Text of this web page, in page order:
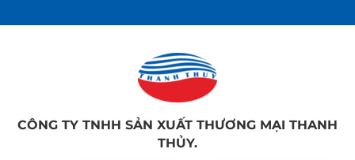
CÔNG TY TNHH SẢN XUẤT THƯƠNG MẠI THANH
THỦY.